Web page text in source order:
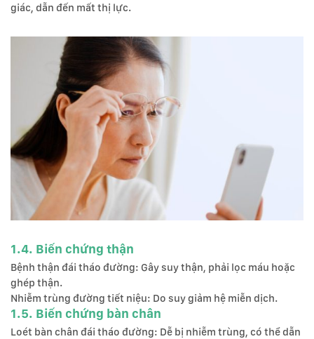
giác, dẫn đến mất thị lực.
1.4. Biến chứng thận
Bệnh thận đái tháo đường: Gây suy thận, phải lọc máu hoặc
ghép thận.
Nhiễm trùng đường tiết niệu: Do suy giảm hệ miễn dịch.
1.5. Biến chứng bàn chân
Loét bàn chân đái tháo đường: Dễ bị nhiễm trùng, có thể dẫn